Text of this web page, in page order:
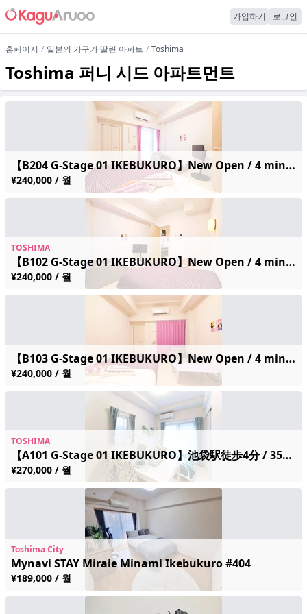
가입하기 로그인
홈페이지 일본의 가구가 딸린 아파트 Toshima
Toshima 퍼니 시드 아파트먼트
【B204 G-Stage 01 IKEBUKURO】New Open / 4 min walk to Sta / Modern & Compact 25㎡ / High-Speed Wi-Fi
¥240,000 / 월
TOSHIMA
【B102 G-Stage 01 IKEBUKURO】New Open / 4 min walk to Sta / Modern & Compact 25㎡ / High-Speed Wi-Fi
¥240,000 / 월
【B103 G-Stage 01 IKEBUKURO】New Open / 4 min walk to Sta / Modern & Compact 25㎡ / High-Speed Wi-Fi
¥240,000 / 월
TOSHIMA
【A101 G-Stage 01 IKEBUKURO】池袋駅徒歩4分 / 35㎡の広々空間 / 空港アクセス抜群
¥270,000 / 월
Toshima City
Mynavi STAY Miraie Minami Ikebukuro #404
¥189,000 / 월